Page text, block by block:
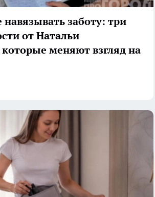
навязывать заботу: три
от Натальи
которые меняют взгляд на